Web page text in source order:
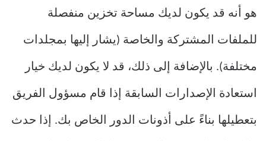
هو أنه قد يكون لديك مساحة تخزين منفصلة
للملفات المشتركة والخاصة (يشار إليها بمجلدات
مختلفة). بالإضافة إلى ذلك، قد لا يكون لديك خيار
استعادة الإصدارات السابقة إذا قام مسؤول الفريق
بتعطيلها بناءً على أذونات الدور الخاص بك. إذا حدث